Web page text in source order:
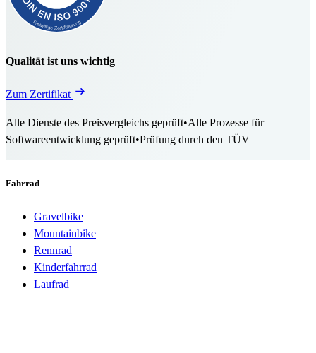
Qualität ist uns wichtig
Zum Zertifikat
Alle Dienste des Preisvergleichs geprüft•Alle Prozesse für
Softwareentwicklung geprüft•Prüfung durch den TÜV
Fahrrad
Gravelbike
Mountainbike
Rennrad
Kinderfahrrad
Laufrad